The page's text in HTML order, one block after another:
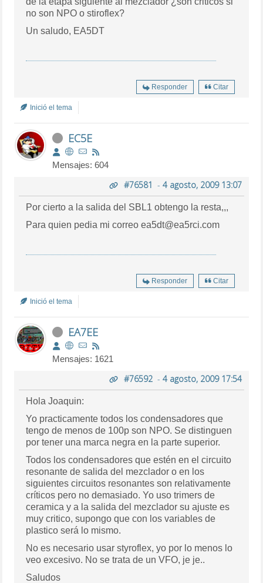
no son NPO o stiroflex?
Un saludo, EA5DT
Responder Citar
Inició el tema
EC5E
Mensajes: 604
#76581 - 4 agosto, 2009 13:07
Por cierto a la salida del SBL1 obtengo la resta,,,
Para quien pedia mi correo ea5dt@ea5rci.com
Responder Citar
Inició el tema
EA7EE
Mensajes: 1621
#76592- 4 agosto, 2009 17:54
Hola Joaquin:
Yo practicamente todos los condensadores que
tengo de menos de 100p son NPO. Se distinguen
por tener una marca negra en la parte superior.
Todos los condensadores que estén en el circuito
resonante de salida del mezclador o en los
siguientes circuitos resonantes son relativamente
críticos pero no demasiado. Yo uso trimers de
ceramica y a la salida del mezclador su ajuste es
muy critico, supongo que con los variables de
plastico será lo mismo.
No es necesario usar styroflex, yo por lo menos lo
veo excesivo. No se trata de un VFO, je je..
Saludos